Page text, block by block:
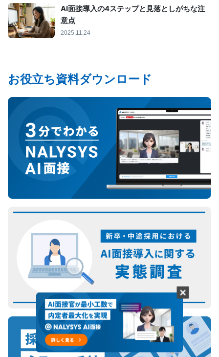
AI面接導入の4ステップと見落としがちな注
意点
2025.11.24
お役立ち資料ダウンロード